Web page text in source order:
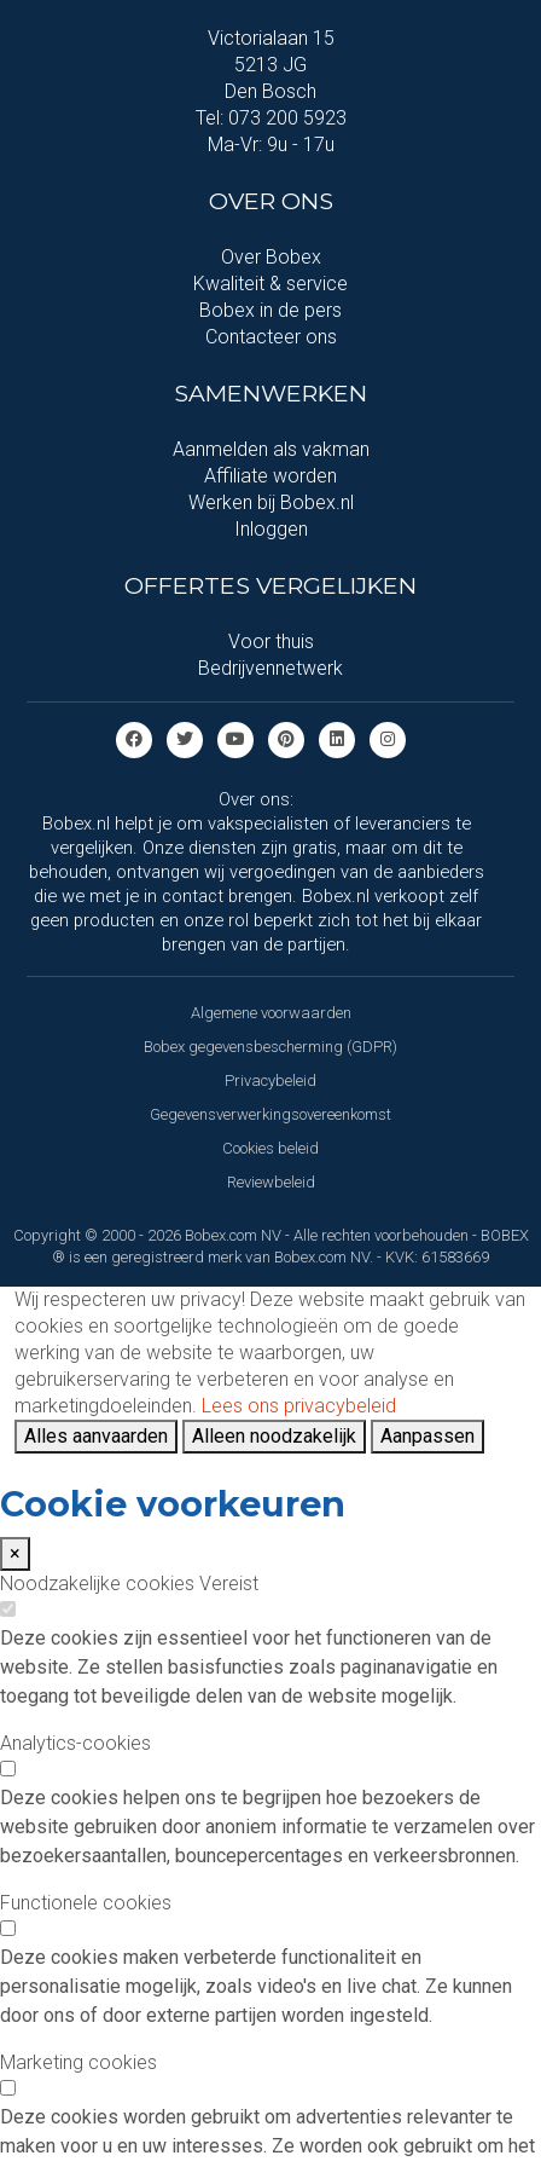
Victorialaan 15
5213 JG
Den Bosch
Tel: 073 200 5923
Ma-Vr: 9u - 17u
OVER ONS
Over Bobex
Kwaliteit & service
Bobex in de pers
Contacteer ons
SAMENWERKEN
Aanmelden als vakman
Affiliate worden
Werken bij Bobex.nl
Inloggen
OFFERTES VERGELIJKEN
Voor thuis
Bedrijvennetwerk
Over ons:
Bobex.nl helpt je om vakspecialisten of leveranciers te
vergelijken. Onze diensten zijn gratis, maar om dit te
behouden, ontvangen wij vergoedingen van de aanbieders
die we met je in contact brengen. Bobex.nl verkoopt zelf
geen producten en onze rol beperkt zich tot het bij elkaar
brengen van de partijen.
Algemene voorwaarden
Bobex gegevensbescherming (GDPR)
Privacybeleid
Gegevensverwerkingsovereenkomst
Cookies beleid
Reviewbeleid
Copyright © 2000 - 2026 Bobex.com NV - Alle rechten voorbehouden - BOBEX
® is een geregistreerd merk van Bobex.com NV. - KVK: 61583669
Wij respecteren uw privacy! Deze website maakt gebruik van
cookies en soortgelijke technologieën om de goede
werking van de website te waarborgen, uw
gebruikerservaring te verbeteren en voor analyse en
marketingdoeleinden. Lees ons privacybeleid
Alles aanvaarden
Alleen noodzakelijk Aanpassen
Cookie voorkeuren
×
Noodzakelijke cookies Vereist
Deze cookies zijn essentieel voor het functioneren van de
website. Ze stellen basisfuncties zoals paginanavigatie en
toegang tot beveiligde delen van de website mogelijk.
Analytics-cookies
Deze cookies helpen ons te begrijpen hoe bezoekers de
website gebruiken door anoniem informatie te verzamelen over
bezoekersaantallen, bouncepercentages en verkeersbronnen.
Functionele cookies
Deze cookies maken verbeterde functionaliteit en
personalisatie mogelijk, zoals video's en live chat. Ze kunnen
door ons of door externe partijen worden ingesteld.
Marketing cookies
Deze cookies worden gebruikt om advertenties relevanter te
maken voor u en uw interesses. Ze worden ook gebruikt om het